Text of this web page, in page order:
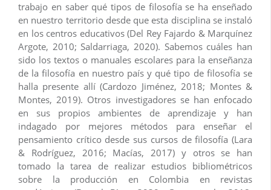
trabajo en saber qué tipos de filosofía se ha enseñado
en nuestro territorio desde que esta disciplina se instaló
en los centros educativos (Del Rey Fajardo & Marquínez
Argote, 2010; Saldarriaga, 2020). Sabemos cuáles han
sido los textos o manuales escolares para la enseñanza
de la filosofía en nuestro país y qué tipo de filosofía se
halla presente allí (Cardozo Jiménez, 2018; Montes &
Montes, 2019). Otros investigadores se han enfocado
en sus propios ambientes de aprendizaje y han
indagado por mejores métodos para enseñar el
pensamiento crítico desde sus cursos de filosofía (Lara
& Rodríguez, 2016; Macías, 2017) y otros se han
tomado la tarea de realizar estudios bibliométricos
sobre la producción en Colombia en revistas